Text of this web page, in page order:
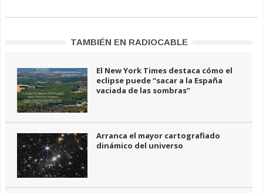
TAMBIÉN EN RADIOCABLE
El New York Times destaca cómo el
eclipse puede “sacar a la España
vaciada de las sombras”
Arranca el mayor cartografiado
dinámico del universo